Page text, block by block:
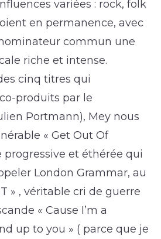
variées : rock, folk
en permanence, avec
commun une
riche et intense.
cinq titres qui
produits par le
Portmann), Mey nous
« Get Out Of
progressive et éthérée qui
London Grammar, au
» , véritable cri de guerre
« Cause I’m a
up to you » ( parce que je